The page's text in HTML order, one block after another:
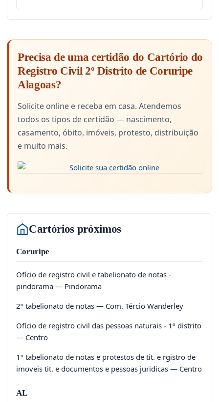
Precisa de uma certidão do Cartório do
Registro Civil 2º Distrito de Coruripe
Alagoas?
Solicite online e receba em casa. Atendemos
todos os tipos de certidão — nascimento,
casamento, óbito, imóveis, protesto, distribuição
e muito mais.
Cartórios próximos
Coruripe
Ofício de registro civil e tabelionato de notas -
pindorama — Pindorama
2º tabelionato de notas — Com. Tércio Wanderley
Ofício de registro civil das pessoas naturais - 1º distrito
— Centro
1º tabelionato de notas e protestos de tit. e rgistro de
imoveis tit. e documentos e pessoas juridicas — Centro
AL